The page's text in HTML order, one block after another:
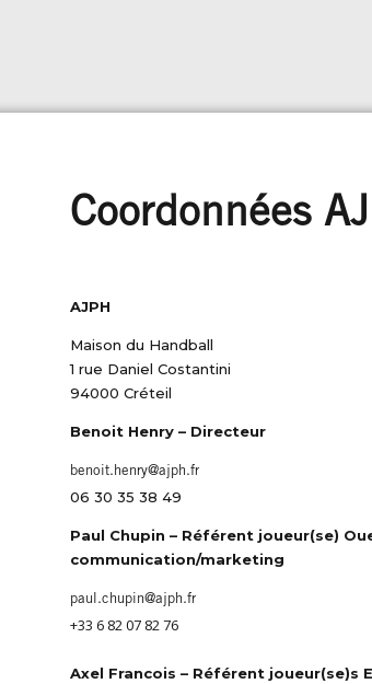
Coordonnées
AJPH
Maison du Handball
1 rue Daniel Costantini
94000 Créteil
Benoit Henry – Directeur
benoit.henry@ajph.fr
06 30 35 38 49
Paul Chupin – Référent joueur(se)
communication/marketing
paul.chupin@ajph.fr
+33 6 82 07 82 76
Axel Francois – Référent